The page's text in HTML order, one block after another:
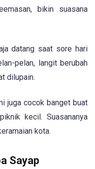
bikin suasana
datang saat sore hari
pelan, langit berubah
dilupain.
juga cocok banget buat
kecil. Suasananya
kota.
Sayap